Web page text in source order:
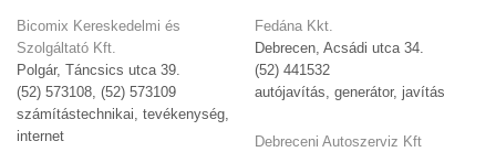
Bicomix Kereskedelmi és
Szolgáltató Kft.
Polgár, Táncsics utca 39.
(52) 573108, (52) 573109
számítástechnikai, tevékenység,
internet
Fedána Kkt.
Debrecen, Acsádi utca 34.
(52) 441532
autójavítás, generátor, javítás
Debreceni Autoszerviz Kft